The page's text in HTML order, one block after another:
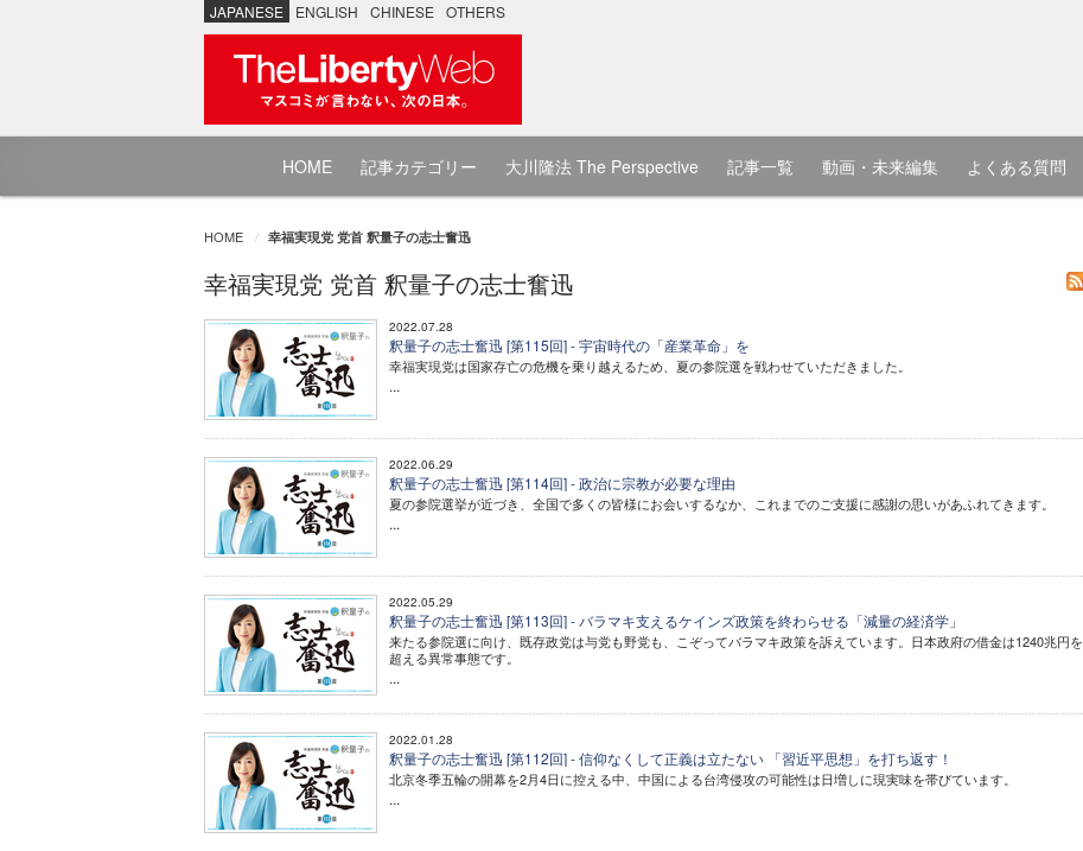
JAPANESE ENGLISH CHINESE OTHERS
HOME 記事カテゴリー 大川隆法 The Perspective 記事一覧 動画・未来編集 よくある質問
HOME 幸福実現党 党首 釈量子の志士奮迅
幸福実現党 党首 釈量子の志士奮迅
2022.07.28
釈量子の志士奮迅 [第115回] - 宇宙時代の「産業革命」を
幸福実現党は国家存亡の危機を乗り越えるため、夏の参院選を戦わせていただきました。
...
2022.06.29
釈量子の志士奮迅 [第114回] - 政治に宗教が必要な理由
夏の参院選挙が近づき、全国で多くの皆様にお会いするなか、これまでのご支援に感謝の思いがあふれてきます。
...
2022.05.29
釈量子の志士奮迅 [第113回] - バラマキ支えるケインズ政策を終わらせる「減量の経済学」
来たる参院選に向け、既存政党は与党も野党も、こぞってバラマキ政策を訴えています。日本政府の借金は1240兆円を
超える異常事態です。
...
2022.01.28
釈量子の志士奮迅 [第112回] - 信仰なくして正義は立たない 「習近平思想」を打ち返す！
北京冬季五輪の開幕を2月4日に控える中、中国による台湾侵攻の可能性は日増しに現実味を帯びています。
...